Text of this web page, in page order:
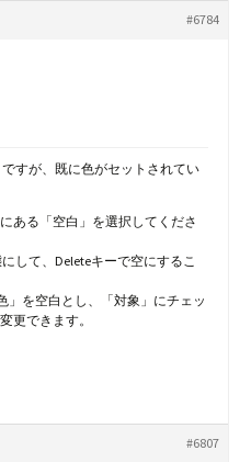
#6784
すが、既に色がセットされてい
ある「空白」を選択してくださ
して、Deleteキーで空にするこ
」を空白とし、「対象」にチェッ
更できます。
#6807